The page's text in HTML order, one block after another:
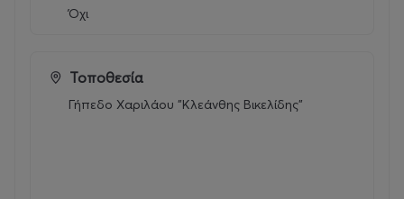
Εισιτηρίων Διαρκείας είναι απαραίτητα και
Όχι
Τοποθεσία
Γήπεδο Χαριλάου "Κλεάνθης Βικελίδης"